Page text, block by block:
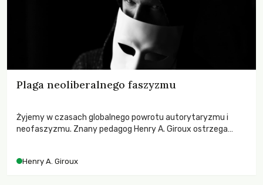
Plaga neoliberalnego faszyzmu
Żyjemy w czasach globalnego powrotu autorytaryzmu i
neofaszyzmu. Znany pedagog Henry A. Giroux ostrzega
wychowają świadomych obywateli?
Henry A. Giroux